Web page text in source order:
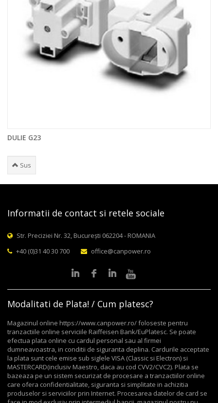
DULIE G23
Sus
Informatii de contact si retele sociale
Str. Preciziei Nr. 32, București 062204 - ROMANIA
+40 (0)31 40 30 700
office@canpower.ro
Modalitati de Plata! / Cum platesc?
Magazinul online https://www.canpower.ro/ foloseste pentru
tranzactiile online serviciile Raiffeisen Bank/EuPlatesc. Se poate
efectua plata online cu cardul personal sau al firmei
dumneavoastra, in conditii de siguranta deplina. Cardurile acceptate
la plata sunt cele emise sub siglele VISA (Classic si Electron) si
MASTERCARD(inclusiv Maestro, daca au cod CVV2/CVC2). Plata se
bazeaza pe un sistem securizat de procesare a tranzactiilor online
care ofera confidentialitate, siguranta si simplitate in achizitia
produselor si serviciilor prin Internet. Procesarea datelor de card se